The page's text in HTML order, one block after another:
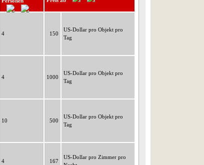
4 150
US-Dollar pro Objekt pro
Tag
4 1000
US-Dollar pro Objekt pro
Tag
10 500
US-Dollar pro Objekt pro
Tag
4 167
US-Dollar pro Zimmer pro